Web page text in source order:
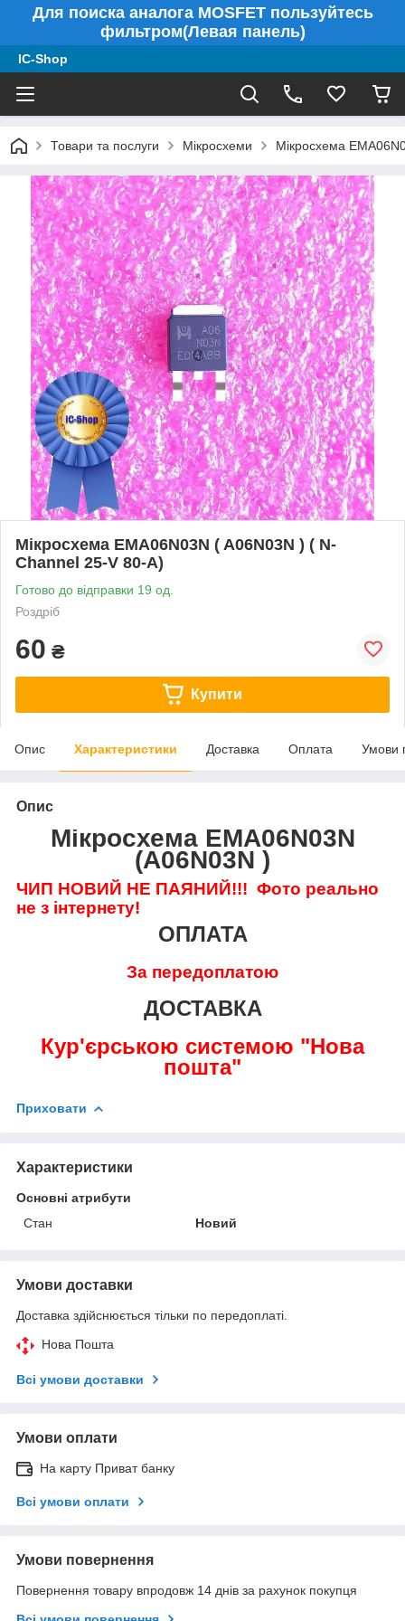
Для поиска аналога MOSFET пользуйтесь
фильтром(Левая панель)
IC-Shop
Товари та послуги Мікросхеми Мікросхема
Мікросхема EMA06N03N ( A06N03N ) ( N-
Channel 25-V 80-A)
Готово до відправки 19 од.
Роздріб
60 ₴
Купити
Опис Характеристики Доставка Оплата Умови
Опис
Мікросхема EMA06N03N
(A06N03N )
ЧИП НОВИЙ НЕ ПАЯНИЙ!!! Фото реально
не з інтернету!
ОПЛАТА
За передоплатою
ДОСТАВКА
Кур'єрською системою "Нова
пошта"
Приховати
Характеристики
Основні атрибути
Стан
Новий
Умови доставки
Доставка здійснюється тільки по передоплаті.
Нова Пошта
Всі умови доставки
Умови оплати
На карту Приват банку
Всі умови оплати
Умови повернення
Повернення товару впродовж 14 днів за рахунок покупця